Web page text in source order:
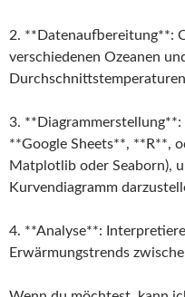
2. **Datenaufbereitung**:
verschiedenen Ozeanen
3.
**Google Sheets**, **R**,
Matplotlib oder Seaborn),
Kurvendiagramm
4. **Analyse**:
Erwärmungstrends